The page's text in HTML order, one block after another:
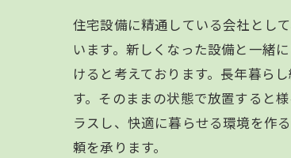
住宅設備に精通している会社とし
います。新しくなった設備と一緒
けると考えております。長年暮ら
す。そのままの状態で放置すると
ラスし、快適に暮らせる環境を作
頼を承ります。